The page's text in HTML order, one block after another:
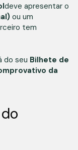
deve apresentar o
ou um
tem
do seu Bilhete de
da